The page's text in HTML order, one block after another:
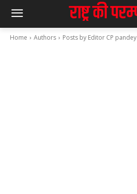
Home Authors Posts by Editor CP pandey